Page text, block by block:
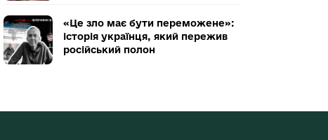
«Це зло має бути переможене»:
історія українця, який пережив
російський полон